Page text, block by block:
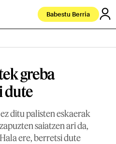
Babestu Berria
greba
dute
ditu palisten eskaerak
saiatzen ari da,
ere, berretsi dute